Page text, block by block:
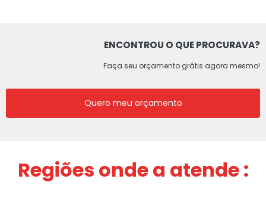
ENCONTROU O QUE PROCURAVA?
Faça seu orçamento grátis agora mesmo!
Quero meu orçamento
Regiões onde a atende :